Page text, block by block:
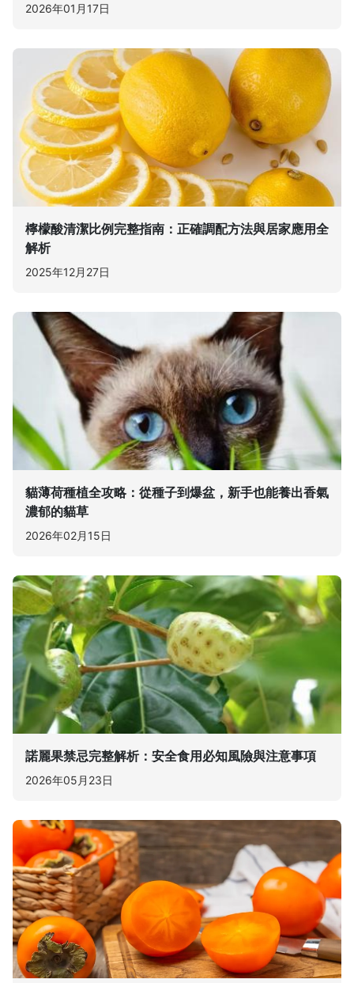
2026年01月17日
檸檬酸清潔比例完整指南：正確調配方法與居家應用全
解析
2025年12月27日
貓薄荷種植全攻略：從種子到爆盆，新手也能養出香氣
濃郁的貓草
2026年02月15日
諾麗果禁忌完整解析：安全食用必知風險與注意事項
2026年05月23日